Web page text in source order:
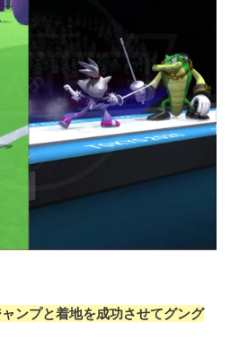
ンプと着地を成功させてグング